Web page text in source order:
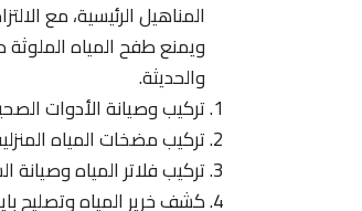
المناهيل الرئيسية، مع
ويمنع طفح المياه
والحديثة.
تركيب وصيانة الأدوات
تركيب مضخات المياه
تركيب فلاتر المياه
كشف خرير المياه وتصليح